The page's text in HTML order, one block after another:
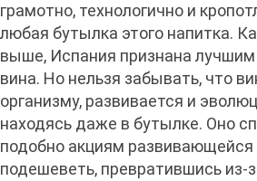
грамотно, технологично и
любая бутылка этого напитка.
выше, Испания признана
вина. Но нельзя забывать, что
организму, развивается и
находясь даже в бутылке. Оно
подобно акциям
подешеветь, превратившись из-